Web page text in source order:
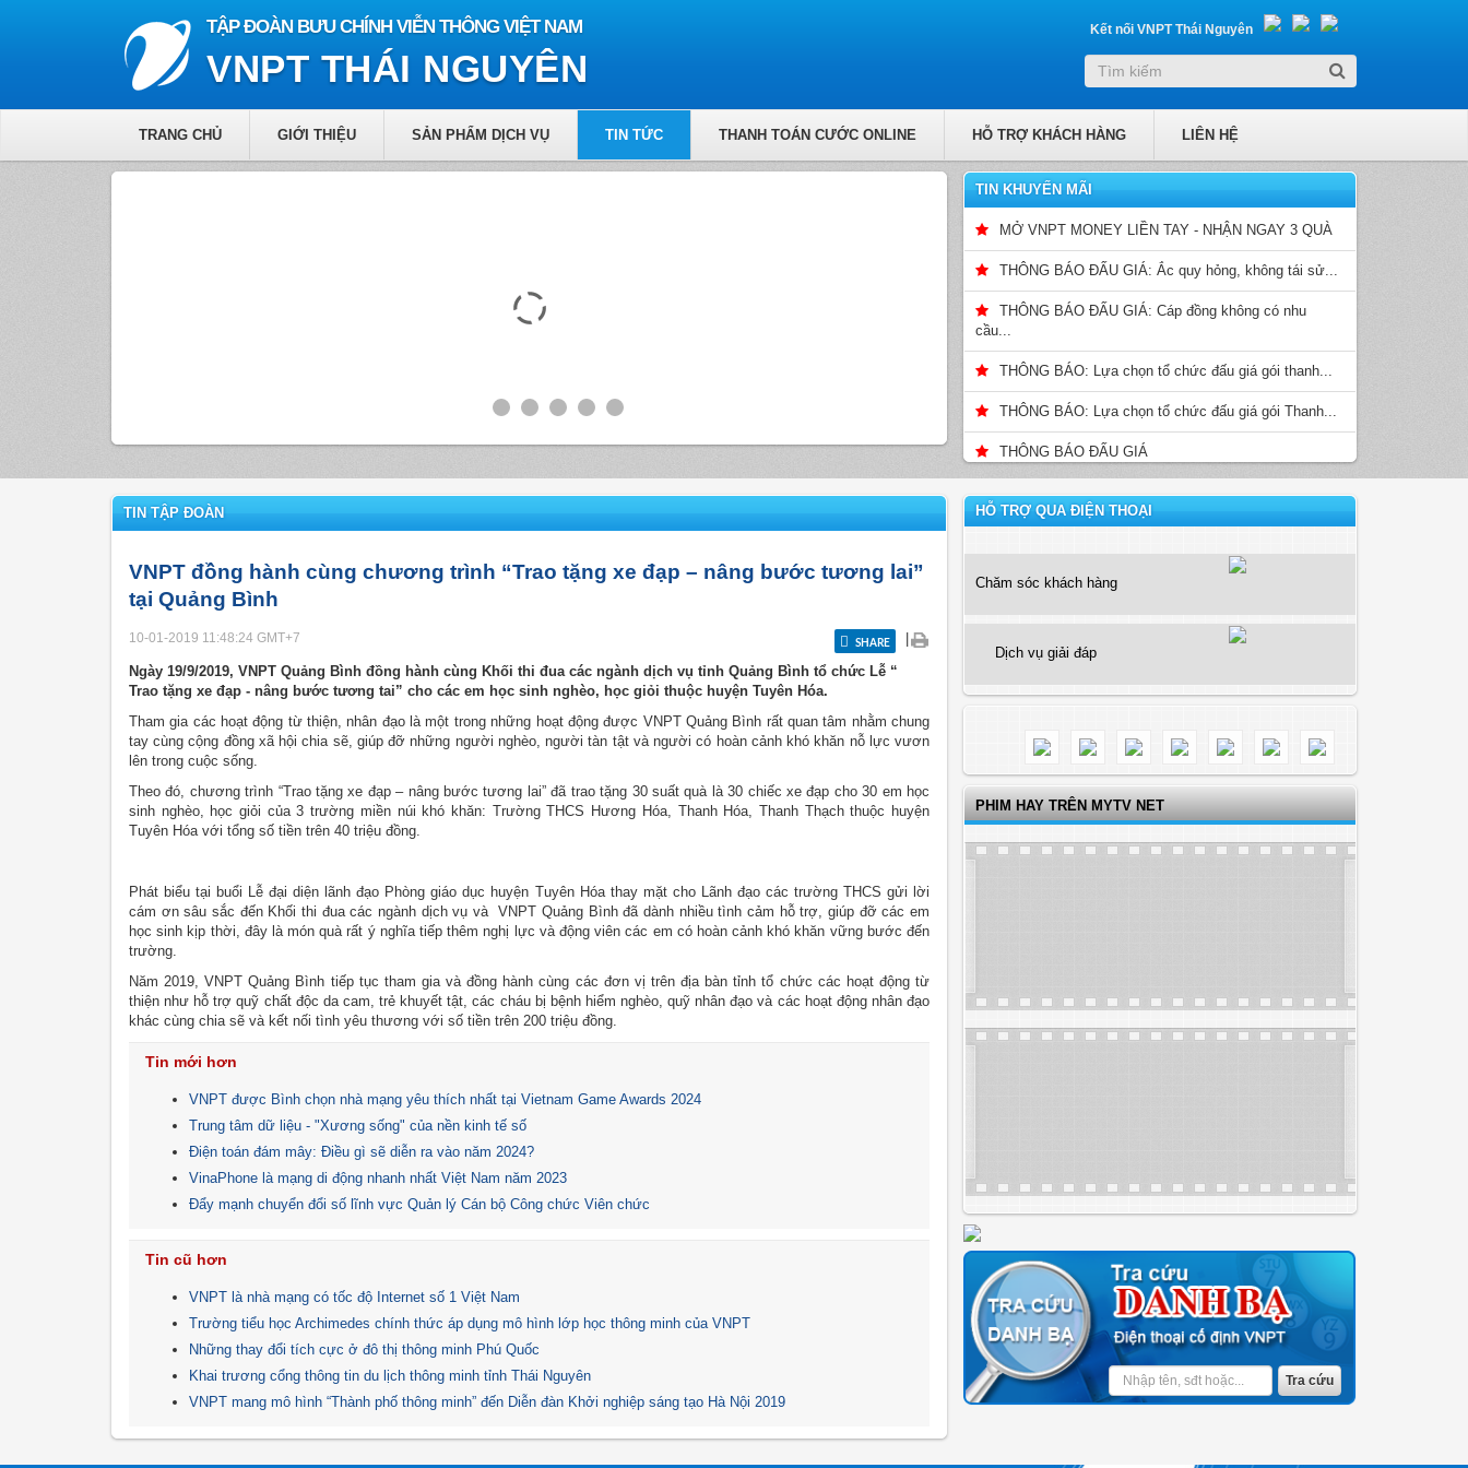
Kết nối VNPT Thái Nguyên
TẬP ĐOÀN BƯU CHÍNH VIỄN THÔNG VIỆT NAM
VNPT THÁI NGUYÊN
TRANG CHỦ GIỚI THIỆU SẢN PHẨM DỊCH VỤ TIN TỨC THANH TOÁN CƯỚC ONLINE HỖ TRỢ KHÁCH HÀNG LIÊN HỆ
TIN KHUYẾN MÃI
MỞ VNPT MONEY LIỀN TAY - NHẬN NGAY 3 QUÀ
THÔNG BÁO ĐẤU GIÁ: Ắc quy hỏng, không tái sử...
THÔNG BÁO ĐẤU GIÁ: Cáp đồng không có nhu
cầu...
THÔNG BÁO: Lựa chọn tổ chức đấu giá gói thanh...
THÔNG BÁO: Lựa chọn tổ chức đấu giá gói Thanh...
THÔNG BÁO ĐẤU GIÁ
TIN TẬP ĐOÀN
VNPT đồng hành cùng chương trình “Trao tặng xe đạp – nâng bước tương lai”
tại Quảng Bình
10-01-2019 11:48:24 GMT+7 SHARE
Ngày 19/9/2019, VNPT Quảng Bình đồng hành cùng Khối thi đua các ngành dịch vụ tỉnh Quảng Bình tổ chức Lễ “
Trao tặng xe đạp - nâng bước tương tai” cho các em học sinh nghèo, học giỏi thuộc huyện Tuyên Hóa.
Tham gia các hoạt động từ thiện, nhân đạo là một trong những hoạt động được VNPT Quảng Bình rất quan tâm nhằm chung
tay cùng cộng đồng xã hội chia sẽ, giúp đỡ những người nghèo, người tàn tật và người có hoàn cảnh khó khăn nỗ lực vươn
lên trong cuộc sống.
Theo đó, chương trình “Trao tặng xe đạp – nâng bước tương lai” đã trao tặng 30 suất quà là 30 chiếc xe đạp cho 30 em học
sinh nghèo, học giỏi của 3 trường miền núi khó khăn: Trường THCS Hương Hóa, Thanh Hóa, Thanh Thạch thuộc huyện
Tuyên Hóa với tổng số tiền trên 40 triệu đồng.
Phát biểu tại buổi Lễ đại diện lãnh đạo Phòng giáo dục huyện Tuyên Hóa thay mặt cho Lãnh đạo các trường THCS gửi lời
cám ơn sâu sắc đến Khối thi đua các ngành dịch vụ và VNPT Quảng Bình đã dành nhiều tình cảm hỗ trợ, giúp đỡ các em
học sinh kịp thời, đây là món quà rất ý nghĩa tiếp thêm nghị lực và động viên các em có hoàn cảnh khó khăn vững bước đến
trường.
Năm 2019, VNPT Quảng Bình tiếp tục tham gia và đồng hành cùng các đơn vị trên địa bàn tỉnh tổ chức các hoạt động từ
thiện như hỗ trợ quỹ chất độc da cam, trẻ khuyết tật, các cháu bị bệnh hiểm nghèo, quỹ nhân đạo và các hoạt động nhân đạo
khác cùng chia sẽ và kết nối tình yêu thương với số tiền trên 200 triệu đồng.
Tin mới hơn
VNPT được Bình chọn nhà mạng yêu thích nhất tại Vietnam Game Awards 2024
Trung tâm dữ liệu - "Xương sống" của nền kinh tế số
Điện toán đám mây: Điều gì sẽ diễn ra vào năm 2024?
VinaPhone là mạng di động nhanh nhất Việt Nam năm 2023
Đẩy mạnh chuyển đổi số lĩnh vực Quản lý Cán bộ Công chức Viên chức
Tin cũ hơn
VNPT là nhà mạng có tốc độ Internet số 1 Việt Nam
Trường tiểu học Archimedes chính thức áp dụng mô hình lớp học thông minh của VNPT
Những thay đổi tích cực ở đô thị thông minh Phú Quốc
Khai trương cổng thông tin du lịch thông minh tỉnh Thái Nguyên
VNPT mang mô hình “Thành phố thông minh” đến Diễn đàn Khởi nghiệp sáng tạo Hà Nội 2019
HỖ TRỢ QUA ĐIỆN THOẠI
Chăm sóc khách hàng
Dịch vụ giải đáp
PHIM HAY TRÊN MYTV NET